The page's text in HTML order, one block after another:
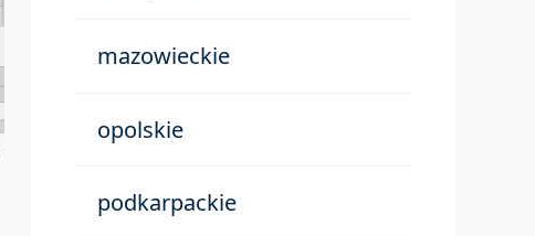
mazowieckie
opolskie
podkarpackie